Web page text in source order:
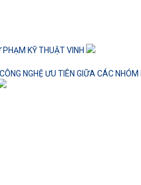
KỸ THUẬT VINH
NGHỆ ƯU TIÊN GIỮA CÁC NHÓM